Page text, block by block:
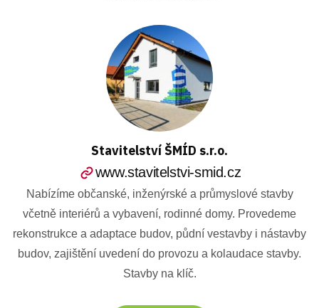
Stavitelství ŠMÍD s.r.o.
www.stavitelstvi-smid.cz
Nabízíme občanské, inženýrské a průmyslové stavby
včetně interiérů a vybavení, rodinné domy. Provedeme
rekonstrukce a adaptace budov, půdní vestavby i nástavby
budov, zajištění uvedení do provozu a kolaudace stavby.
Stavby na klíč.